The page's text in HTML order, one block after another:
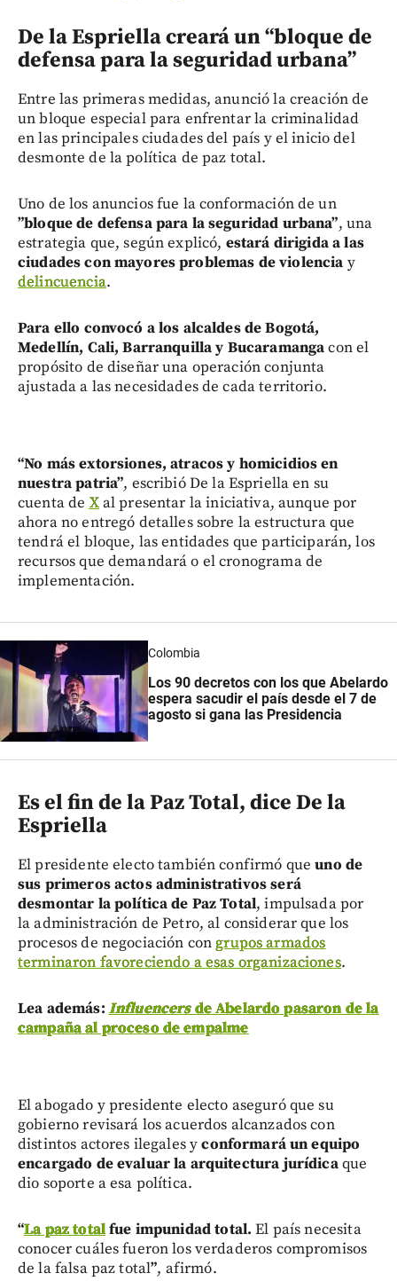
De la Espriella creará un “bloque de
defensa para la seguridad urbana”
Entre las primeras medidas, anunció la creación de
un bloque especial para enfrentar la criminalidad
en las principales ciudades del país y el inicio del
desmonte de la política de paz total.
Uno de los anuncios fue la conformación de un
”bloque de defensa para la seguridad urbana”, una
estrategia que, según explicó, estará dirigida a las
ciudades con mayores problemas de violencia y
delincuencia.
Para ello convocó a los alcaldes de Bogotá,
Medellín, Cali, Barranquilla y Bucaramangacon el
propósito de diseñar una operación conjunta
ajustada a las necesidades de cada territorio.
“No más extorsiones, atracos y homicidios en
nuestra patria”, escribió De la Espriella en su
cuenta de Xal presentar la iniciativa, aunque por
ahora no entregó detalles sobre la estructura que
tendrá el bloque, las entidades que participarán, los
recursos que demandará o el cronograma de
implementación.
Colombia
Los 90 decretos con los que Abelardo
espera sacudir el país desde el 7 de
agosto si gana las Presidencia
Es el fin de la Paz Total, dice De la
Espriella
El presidente electo también confirmó queuno de
sus primeros actos administrativos será
desmontar la política de Paz Total, impulsada por
la administración de Petro, al considerar que los
procesos de negociación congrupos armados
terminaron favoreciendo a esas organizaciones.
Lea además:Influencersde Abelardo pasaron de la
campaña al proceso de empalme
El abogado y presidente electo aseguró que su
gobierno revisará los acuerdos alcanzados con
distintos actores ilegales yconformará un equipo
encargado de evaluar la arquitectura jurídicaque
dio soporte a esa política.
“La paz totalfue impunidad total.El país necesita
conocer cuáles fueron los verdaderos compromisos
de la falsa paz total”, afirmó.